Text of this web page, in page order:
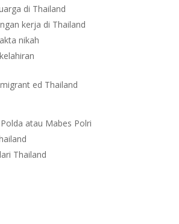
di Thailand
kerja di Thailand
nikah
ed Thailand
atau Mabes Polri
Thailand